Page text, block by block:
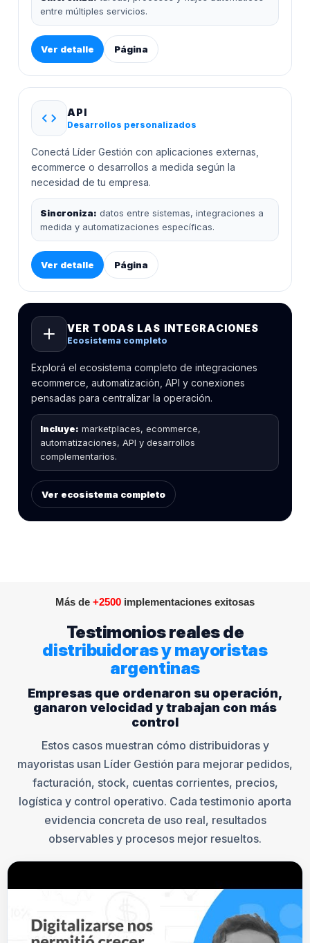
entre múltiples servicios.
Ver detalle Página
API
Desarrollos personalizados
Conectá Líder Gestión con aplicaciones externas,
ecommerce o desarrollos a medida según la
necesidad de tu empresa.
Sincroniza: datos entre sistemas, integraciones a
medida y automatizaciones específicas.
Ver detalle Página
VER TODAS LAS INTEGRACIONES
Ecosistema completo
Explorá el ecosistema completo de integraciones
ecommerce, automatización, API y conexiones
pensadas para centralizar la operación.
Incluye: marketplaces, ecommerce,
automatizaciones, API y desarrollos
complementarios.
Ver ecosistema completo
Más de +2500 implementaciones exitosas
Testimonios reales de
distribuidoras y mayoristas
argentinas
Empresas que ordenaron su operación,
ganaron velocidad y trabajan con más
control
Estos casos muestran cómo distribuidoras y
mayoristas usan Líder Gestión para mejorar pedidos,
facturación, stock, cuentas corrientes, precios,
logística y control operativo. Cada testimonio aporta
evidencia concreta de uso real, resultados
observables y procesos mejor resueltos.